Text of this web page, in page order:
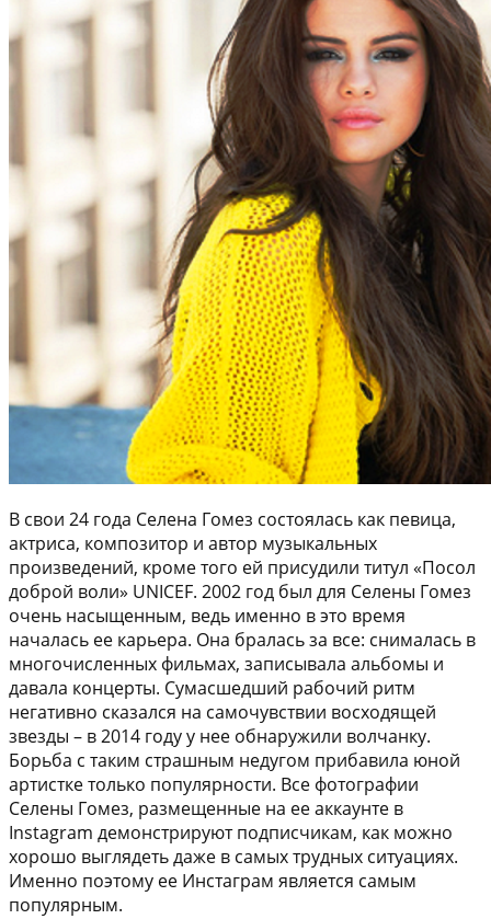
В свои 24 года Селена Гомез состоялась как певица,
актриса, композитор и автор музыкальных
произведений, кроме того ей присудили титул «Посол
доброй воли» UNICEF. 2002 год был для Селены Гомез
очень насыщенным, ведь именно в это время
началась ее карьера. Она бралась за все: снималась в
многочисленных фильмах, записывала альбомы и
давала концерты. Сумасшедший рабочий ритм
негативно сказался на самочувствии восходящей
звезды – в 2014 году у нее обнаружили волчанку.
Борьба с таким страшным недугом прибавила юной
артистке только популярности. Все фотографии
Селены Гомез, размещенные на ее аккаунте в
Instagram демонстрируют подписчикам, как можно
хорошо выглядеть даже в самых трудных ситуациях.
Именно поэтому ее Инстаграм является самым
популярным.